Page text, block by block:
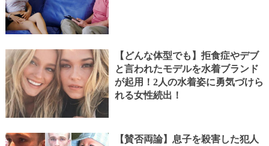
【どんな体型でも】拒食症やデブ
と言われたモデルを水着ブランド
が起用！2人の水着姿に勇気づけら
れる女性続出！
【賛否両論】息子を殺害した犯人